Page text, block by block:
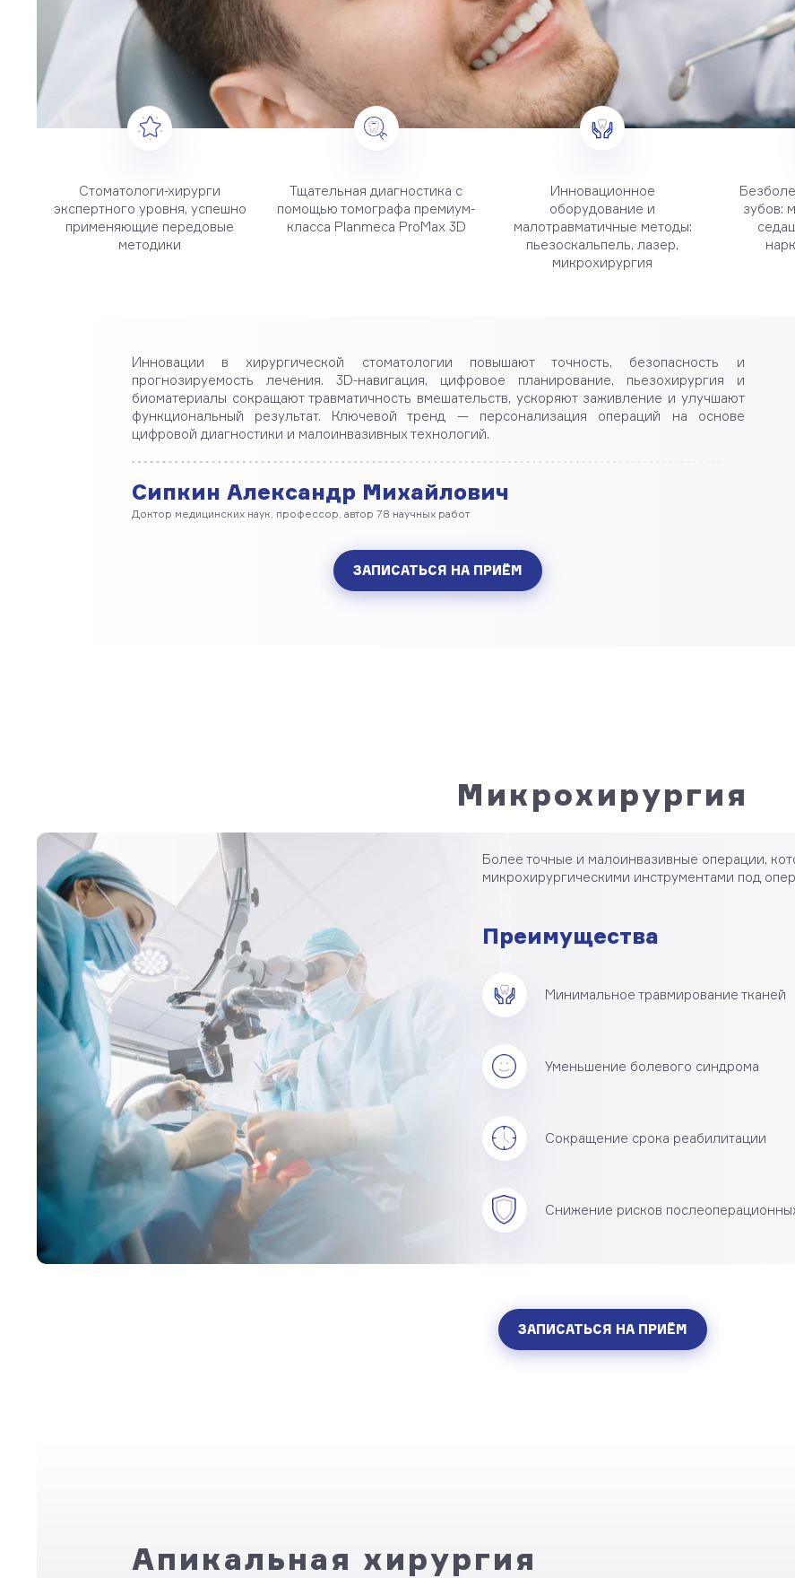
Стоматологи-хирурги
экспертного уровня, успешно
применяющие передовые
методики
Тщательная диагностика с
помощью томографа премиум-
класса Planmeca ProMax 3D
Инновационное
оборудование и
малотравматичные методы:
пьезоскальпель, лазер,
микрохирургия
зубов:
Инновации в хирургической стоматологии повышают точность, безопасность и
прогнозируемость лечения. 3D-навигация, цифровое планирование, пьезохирургия и
биоматериалы сокращают травматичность вмешательств, ускоряют заживление и улучшают
функциональный результат. Ключевой тренд — персонализация операций на основе
цифровой диагностики и малоинвазивных технологий.
Сипкин Александр Михайлович
Доктор медицинских наук, профессор, автор 78 научных работ
ЗАПИСАТЬСЯ НА ПРИЁМ
Микрохирургия
Более точные и малоинвазивные операции,
микрохирургическими инструментами под
Преимущества
Минимальное травмирование тканей
Уменьшение болевого синдрома
Сокращение срока реабилитации
Снижение рисков
ЗАПИСАТЬСЯ НА ПРИЁМ
Апикальная хирургия